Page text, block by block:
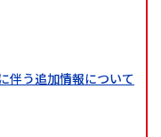
伴う追加情報について